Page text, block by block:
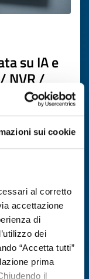
sui cookie
al corretto
accettazione
di
dei
“Accetta tutti”
prima
il
su IA e
NVR /
SCOPRI DI PIÙ →